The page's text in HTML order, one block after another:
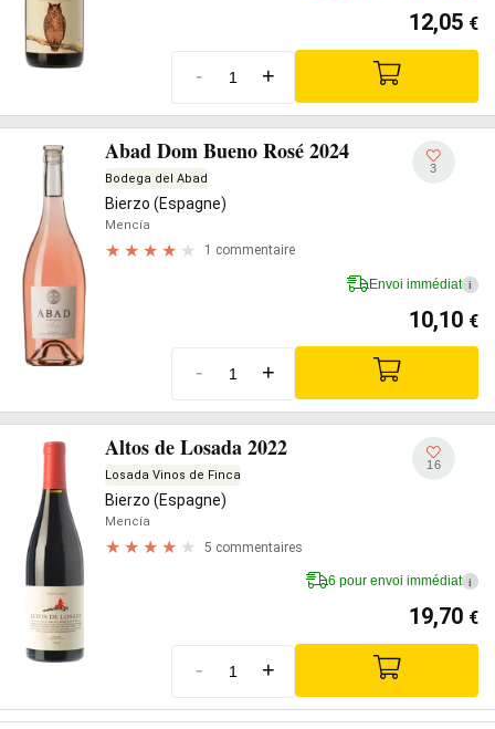
12,05 €
- +
Abad Dom Bueno Rosé 2024
Bodega del Abad
Bierzo (Espagne)
Mencía
1 commentaire
3
Envoi immédiat i
10,10 €
- +
Altos de Losada 2022
Losada Vinos de Finca
Bierzo (Espagne)
Mencía
5 commentaires
16
6 pour envoi immédiat i
19,70 €
- +